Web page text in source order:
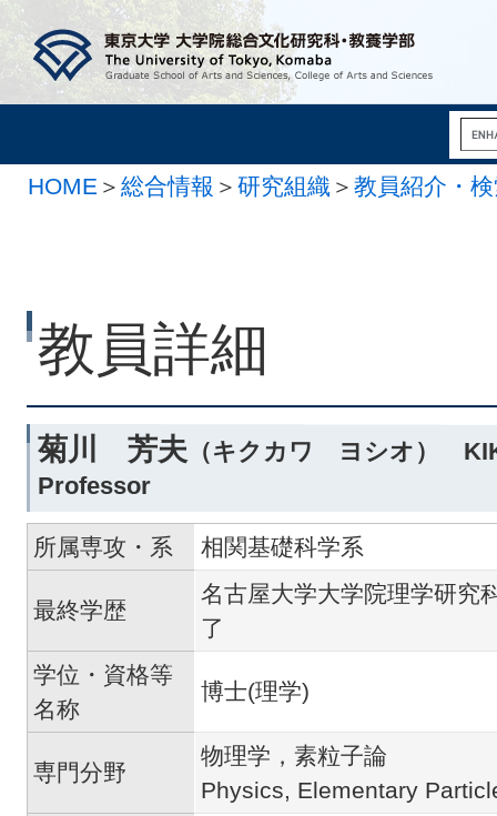
HOME ＞ 総合情報 ＞ 研究組織 ＞ 教員紹介・
教員詳細
菊川 芳夫 （キクカワ ヨシオ）
Professor
所属専攻・系 相関基礎科学系
最終学歴
名古屋大学大学院理学研究
了
学位・資格等
名称
博士(理学)
専門分野
物理学，素粒子論
Physics, Elementary